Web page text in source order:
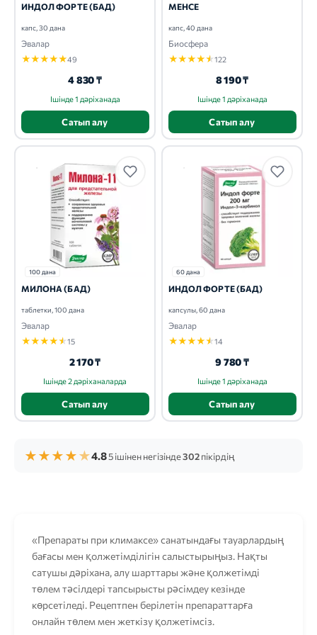
ИНДОЛ ФОРТЕ (БАД)
капс, 30 дана
Эвалар
★★★★★49
4 830 ₸
Ішінде 1 дәріханада
Сатып алу
МЕНСЕ
капс, 40 дана
Биосфера
★★★★★122
8 190 ₸
Ішінде 1 дәріханада
Сатып алу
100 дана
МИЛОНА (БАД)
таблетки, 100 дана
Эвалар
★★★★★15
2 170 ₸
Ішінде 2 дәріханаларда
Сатып алу
60 дана
ИНДОЛ ФОРТЕ (БАД)
капсулы, 60 дана
Эвалар
★★★★★14
9 780 ₸
Ішінде 1 дәріханада
Сатып алу
★★★★★4.85 ішінен негізінде302пікірдің
«Препараты при климаксе» санатындағы тауарлардың
бағасы мен қолжетімділігін салыстырыңыз. Нақты
сатушы дәріхана, алу шарттары және қолжетімді
төлем тәсілдері тапсырысты рәсімдеу кезінде
көрсетіледі. Рецептпен берілетін препараттарға
онлайн төлем мен жеткізу қолжетімсіз.